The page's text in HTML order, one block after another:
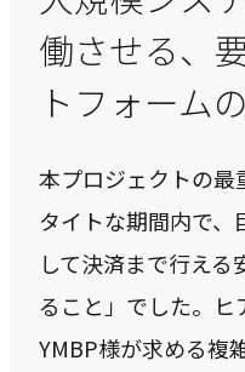
CASE
事例紹介
NEWS
お知らせ
働させる、
トフォーム
本プロジェクトの最
タイトな期間内で
して決済まで行え
ること」でした。ヒ
YMBP様が求める複